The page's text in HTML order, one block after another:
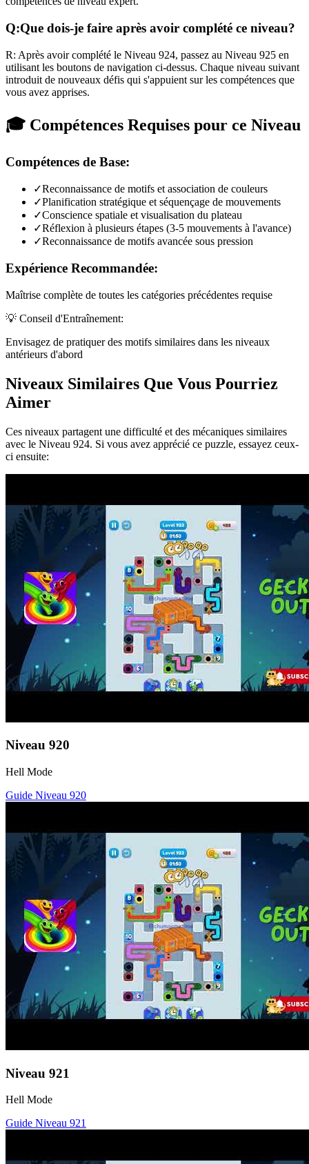
Q:Que dois-je faire après avoir complété ce niveau?
R: Après avoir complété le Niveau 924, passez au Niveau 925 en
utilisant les boutons de navigation ci-dessus. Chaque niveau suivant
introduit de nouveaux défis qui s'appuient sur les compétences que
vous avez apprises.
🎓 Compétences Requises pour ce Niveau
Compétences de Base:
✓Reconnaissance de motifs et association de couleurs
✓Planification stratégique et séquençage de mouvements
✓Conscience spatiale et visualisation du plateau
✓Réflexion à plusieurs étapes (3-5 mouvements à l'avance)
✓Reconnaissance de motifs avancée sous pression
Expérience Recommandée:
Maîtrise complète de toutes les catégories précédentes requise
💡 Conseil d'Entraînement:
Envisagez de pratiquer des motifs similaires dans les niveaux
antérieurs d'abord
Niveaux Similaires Que Vous Pourriez
Aimer
Ces niveaux partagent une difficulté et des mécaniques similaires
avec le Niveau 924. Si vous avez apprécié ce puzzle, essayez ceux-
ci ensuite:
Niveau 920
Hell Mode
Guide Niveau 920
Niveau 921
Hell Mode
Guide Niveau 921